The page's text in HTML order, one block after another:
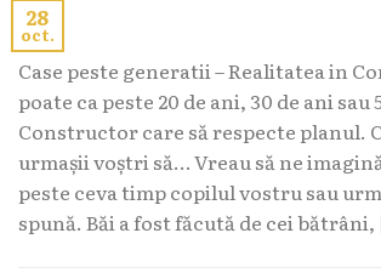
28
oct.
Case peste generatii – Realitatea in
poate ca peste 20 de ani, 30 de ani sau
Constructor care să respecte planul.
urmașii voștri să… Vreau să ne
peste ceva timp copilul vostru sau
spună. Băi a fost făcută de cei